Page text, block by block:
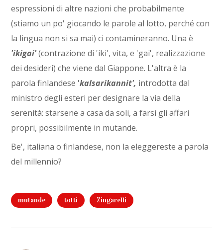
espressioni di altre nazioni che probabilmente
(stiamo un po' giocando le parole al lotto, perché con
la lingua non si sa mai) ci contamineranno. Una è
'ikigai'(contrazione di 'iki', vita, e 'gai', realizzazione
dei desideri) che viene dal Giappone. L'altra è la
parola finlandese 'kalsarikannit', introdotta dal
ministro degli esteri per designare la via della
serenità: starsene a casa da soli, a farsi gli affari
propri, possibilmente in mutande.
Be', italiana o finlandese, non la eleggereste a parola
del millennio?
mutande totti Zingarelli